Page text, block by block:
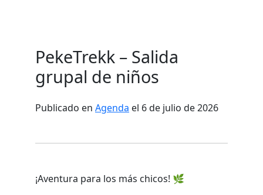
PekeTrekk – Salida
grupal de niños
Publicado en Agenda el 6 de julio de 2026
¡Aventura para los más chicos! 🌿